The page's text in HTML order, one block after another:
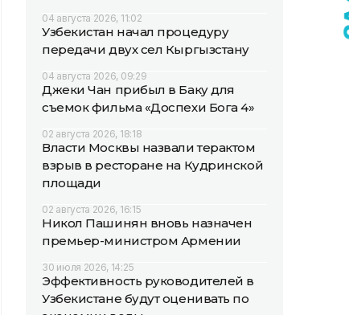
04 августа 2026, 11:02
Узбекистан начал процедуру
передачи двух сел Кыргызстану
04 августа 2026, 09:29
Джеки Чан прибыл в Баку для
съемок фильма «Доспехи Бога 4»
02 августа 2026, 18:18
Власти Москвы назвали терактом
взрыв в ресторане на Кудринской
площади
02 августа 2026, 16:15
Никол Пашинян вновь назначен
премьер-министром Армении
30 июля 2026, 14:25
Эффективность руководителей в
Узбекистане будут оценивать по